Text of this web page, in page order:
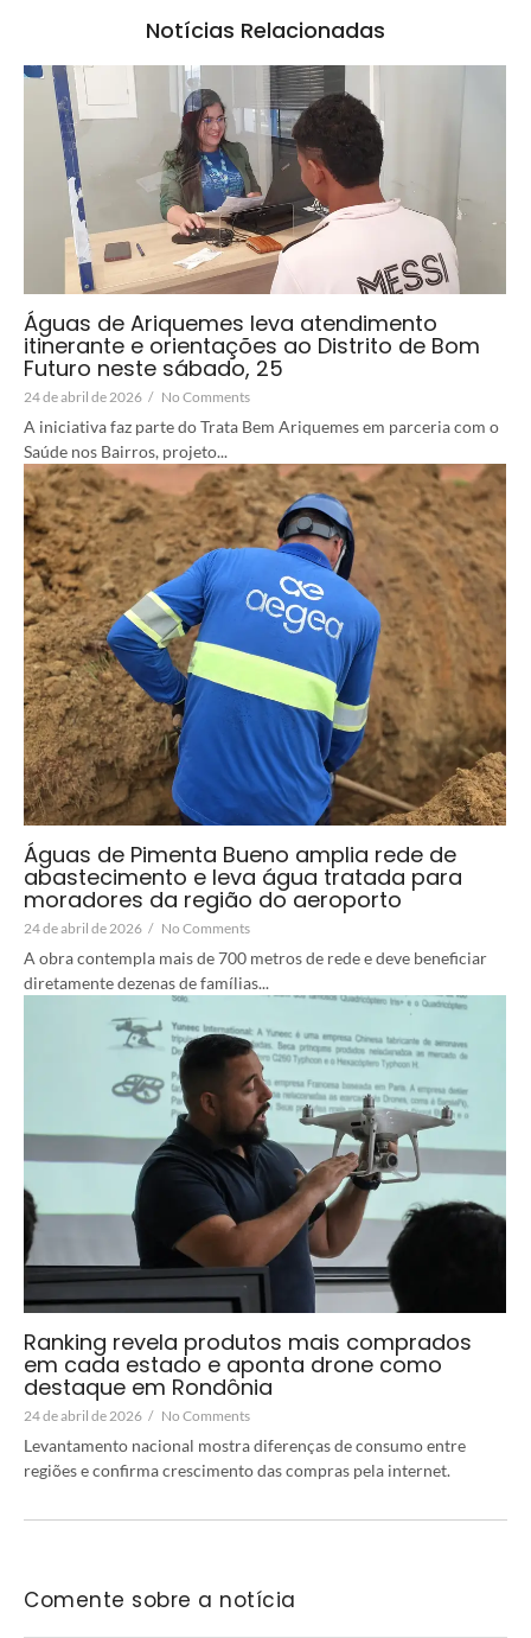
Notícias Relacionadas
Águas de Ariquemes leva atendimento
itinerante e orientações ao Distrito de Bom
Futuro neste sábado, 25
24 de abril de 2026 / No Comments
A iniciativa faz parte do Trata Bem Ariquemes em parceria com o
Saúde nos Bairros, projeto...
Águas de Pimenta Bueno amplia rede de
abastecimento e leva água tratada para
moradores da região do aeroporto
24 de abril de 2026 / No Comments
A obra contempla mais de 700 metros de rede e deve beneficiar
diretamente dezenas de famílias...
Ranking revela produtos mais comprados
em cada estado e aponta drone como
destaque em Rondônia
24 de abril de 2026 / No Comments
Levantamento nacional mostra diferenças de consumo entre
regiões e confirma crescimento das compras pela internet.
Comente sobre a notícia